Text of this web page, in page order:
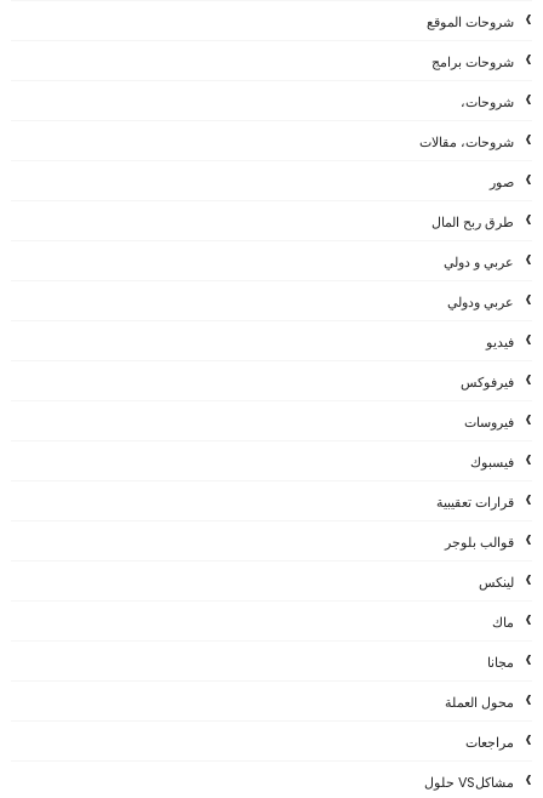
شروحات الموقع
شروحات برامج
شروحات،
شروحات، مقالات
صور
طرق ربح المال
عربي و دولي
عربي ودولي
فيديو
فيرفوكس
فيروسات
فيسبوك
قرارات تعقيبية
قوالب بلوجر
لينكس
ماك
مجانا
محول العملة
مراجعات
مشاكلVS حلول